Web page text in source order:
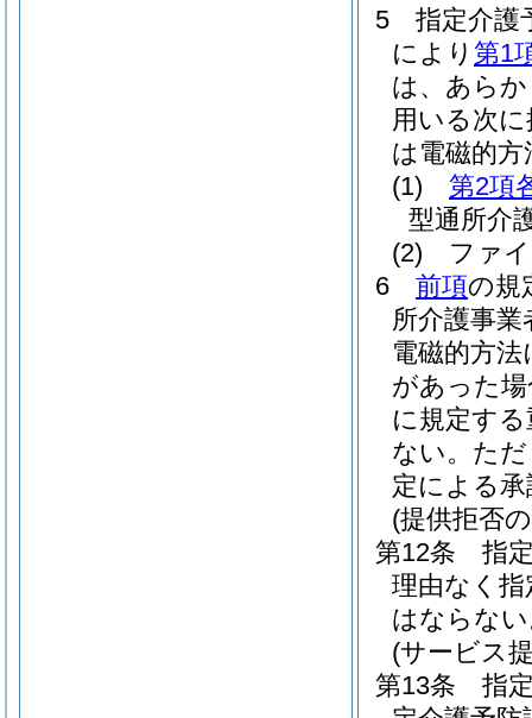
5
指定介護
により 第1
は、あら
用いる次
は電磁的
(1)
第2項
型通所介
(2)
ファ
6
前項の規
所介護事
電磁的方
があった
に規定す
ない。 た
定による
(提供拒否
第12条
指
理由なく指
はならな
(サービス
第13条
指